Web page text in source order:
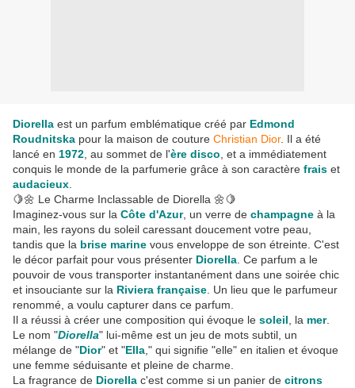
Diorella est un parfum emblématique créé par Edmond
Roudnitska pour la maison de couture Christian Dior. Il a été
lancé en 1972 , au sommet de l'ère disco , et a immédiatement
conquis le monde de la parfumerie grâce à son caractère frais et
audacieux
🍋🌼 Le Charme Inclassable de Diorella 🌼🍋
Imaginez-vous sur la Côte d'Azur, un verre de champagne à la
main, les rayons du soleil caressant doucement votre peau,
tandis que la brise marine vous enveloppe de son étreinte. C'est
le décor parfait pour vous présenter Diorella . Ce parfum a le
pouvoir de vous transporter instantanément dans une soirée chic
et insouciante sur la Riviera française . Un lieu que le parfumeur
renommé, a voulu capturer dans ce parfum.
Il a réussi à créer une composition qui évoque le soleil , la mer.
Le nom "Diorella" lui-même est un jeu de mots subtil, un
mélange de "Dior" et "Ella ," qui signifie "elle" en italien et évoque
une femme séduisante et pleine de charme.
La fragrance de Diorella c'est comme si un panier de citrons